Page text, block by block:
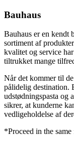
Bauhaus
Bauhaus er en kendt
sortiment af
kvalitet og service
tiltrukket mange
Når det kommer til
pålidelig destination.
udstødningspasta og
sikrer, at kunderne
vedligeholdelse af
*Proceed in the